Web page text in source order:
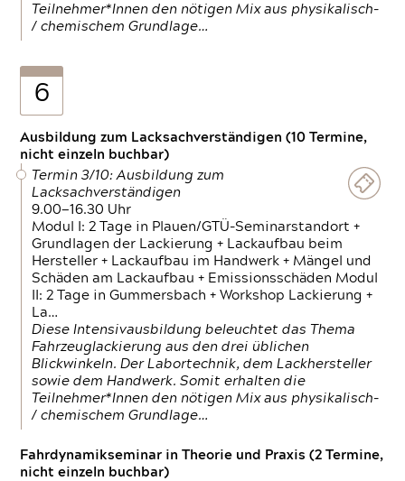
Teilnehmer*Innen den nötigen Mix aus physikalisch-
/ chemischem Grundlage…
6
Ausbildung zum Lacksachverständigen (10 Termine,
nicht einzeln buchbar)
Termin 3/10: Ausbildung zum
Lacksachverständigen
9.00—16.30 Uhr
Modul I: 2 Tage in Plauen/GTÜ-Seminarstandort +
Grundlagen der Lackierung + Lackaufbau beim
Hersteller + Lackaufbau im Handwerk + Mängel und
Schäden am Lackaufbau + Emissionsschäden Modul
II: 2 Tage in Gummersbach + Workshop Lackierung +
La…
Diese Intensivausbildung beleuchtet das Thema
Fahrzeuglackierung aus den drei üblichen
Blickwinkeln. Der Labortechnik, dem Lackhersteller
sowie dem Handwerk. Somit erhalten die
Teilnehmer*Innen den nötigen Mix aus physikalisch-
/ chemischem Grundlage…
Fahrdynamikseminar in Theorie und Praxis (2 Termine,
nicht einzeln buchbar)